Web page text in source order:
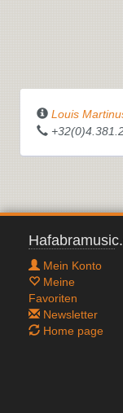
Louis
Mein Konto
Meine
Favoriten
Newsletter
Home page